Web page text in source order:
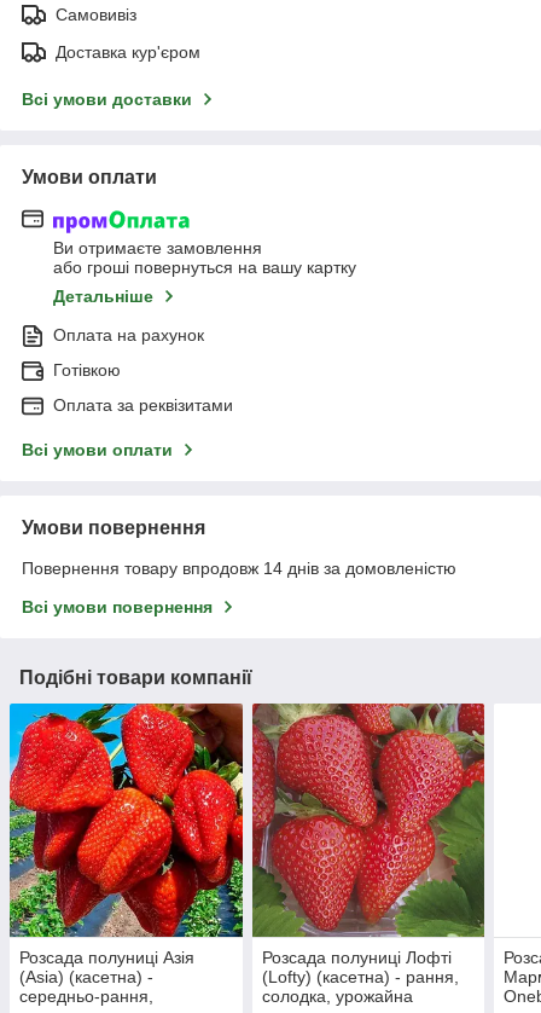
Самовивіз
Доставка кур'єром
Всі умови доставки
Умови оплати
Ви отримаєте замовлення
або гроші повернуться на вашу картку
Детальніше
Оплата на рахунок
Готівкою
Оплата за реквізитами
Всі умови оплати
Умови повернення
Повернення товару впродовж 14 днів за домовленістю
Всі умови повернення
Подібні товари компанії
Розсада полуниці Азія
(Asia) (касетна) -
середньо-рання,
Розсада полуниці Лофті
(Lofty) (касетна) - рання,
солодка, урожайна